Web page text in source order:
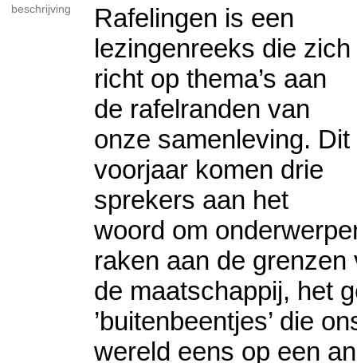
beschrijving
​Rafelingen is een
lezingenreeks die zich
richt op thema’s aan
de rafelranden van
onze samenleving. Dit
voorjaar komen drie
sprekers aan het
woord om
raken aan de
de maatschappij, het
’buitenbeentjes’ die
wereld eens op een